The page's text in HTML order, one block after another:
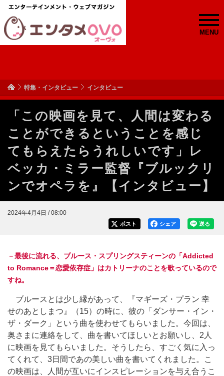
MENU
特集・インタビュー インタビュー
「この映画を見て、人間は変わる
ことができるということを感じ
てもらえたらうれしいです」レ
ベッカ・ミラー監督『ブルックリ
ンでオペラを』【インタビュー】
2024年4月4日 / 08:00
送る
シェア
ポスト
－最後に流れる、ブルース・スプリングスティーンの「Addicted
to Romance＝恋愛依存症」はカトリーナのことを歌っているので
すね。
ブルースとは少し縁があって、『マギーズ・プラン 幸
せのあとしまつ』（15）の時に、彼の「ダンサー・イン・
ザ・ダーク」という曲を使わせてもらいました。今回は、
奥さまに連絡をして、曲を書いてほしいとお願いし、2人
に映画を見てもらいました。そうしたら、すごく気に入っ
てくれて、3日間であの美しい曲を書いてくれました。こ
の映画は、人間が互いにインスピレーションを与え合うこ